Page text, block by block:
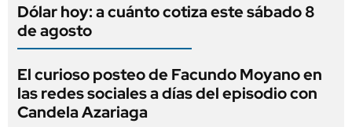
Dólar hoy: a cuánto cotiza este sábado 8
de agosto
El curioso posteo de Facundo Moyano en
las redes sociales a días del episodio con
Candela Azariaga